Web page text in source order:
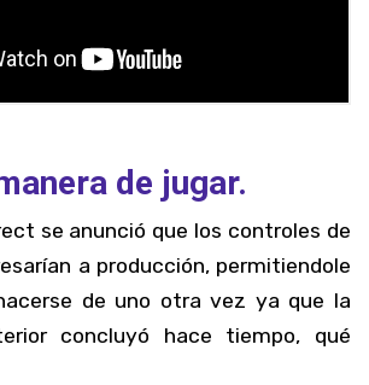
de jugar.
se anunció que los controles de
a producción, permitiendole
de uno otra vez ya que la
concluyó hace tiempo, qué